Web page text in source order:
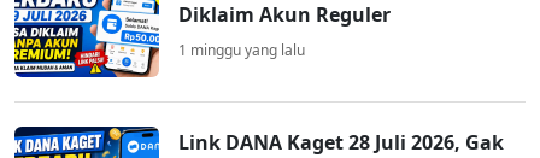
Diklaim Akun Reguler
1 minggu yang lalu
Link DANA Kaget 28 Juli 2026, Gak